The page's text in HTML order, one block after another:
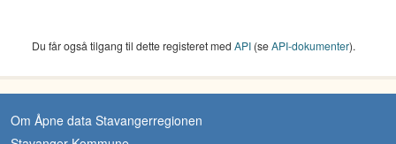
Du får også tilgang til dette registeret med API (seAPI-dokumenter).
Om Åpne data Stavangerregionen